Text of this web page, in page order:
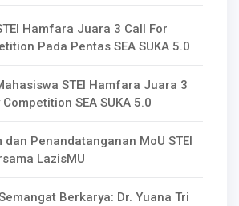
Hamfara Juara 3 Call For
Pada Pentas SEA SUKA 5.0
STEI Hamfara Juara 3
SEA SUKA 5.0
dan Penandatanganan MoU STEI
LazisMU
Berkarya: Dr. Yuana Tri